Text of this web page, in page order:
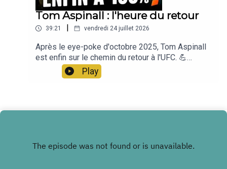
Tom Aspinall : l'heure du retour
39:21 vendredi 24 juillet 2026
Après le eye-poke d'octobre 2025, Tom Aspinall
est enfin sur le chemin du retour à l'UFC. 💪
Nutripure -10% avec le code lasueur sur la 1ere
commande ET -10% cagnottés pour la deuxième,
Play